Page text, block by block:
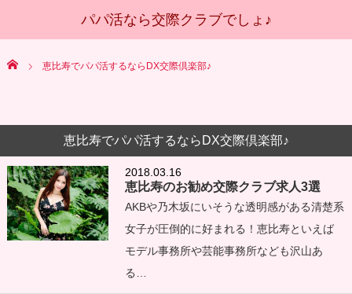
Home 恵比寿でパパ活するならDX交際倶楽部♪
恵比寿でパパ活するならDX交際倶楽部♪
2018.03.16
恵比寿のお勧め交際クラブ求人3選
AKBや乃木坂にいそうな透明感がある清楚系
女子が圧倒的に好まれる！恵比寿といえば
モデル事務所や芸能事務所なども沢山あ
る…